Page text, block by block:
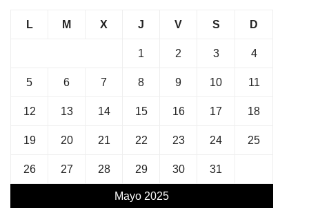
Mayo 2025
L M X J V S D
1 2 3 4
5 6 7 8 9 10 11
12 13 14 15 16 17 18
19 20 21 22 23 24 25
26 27 28 29 30 31